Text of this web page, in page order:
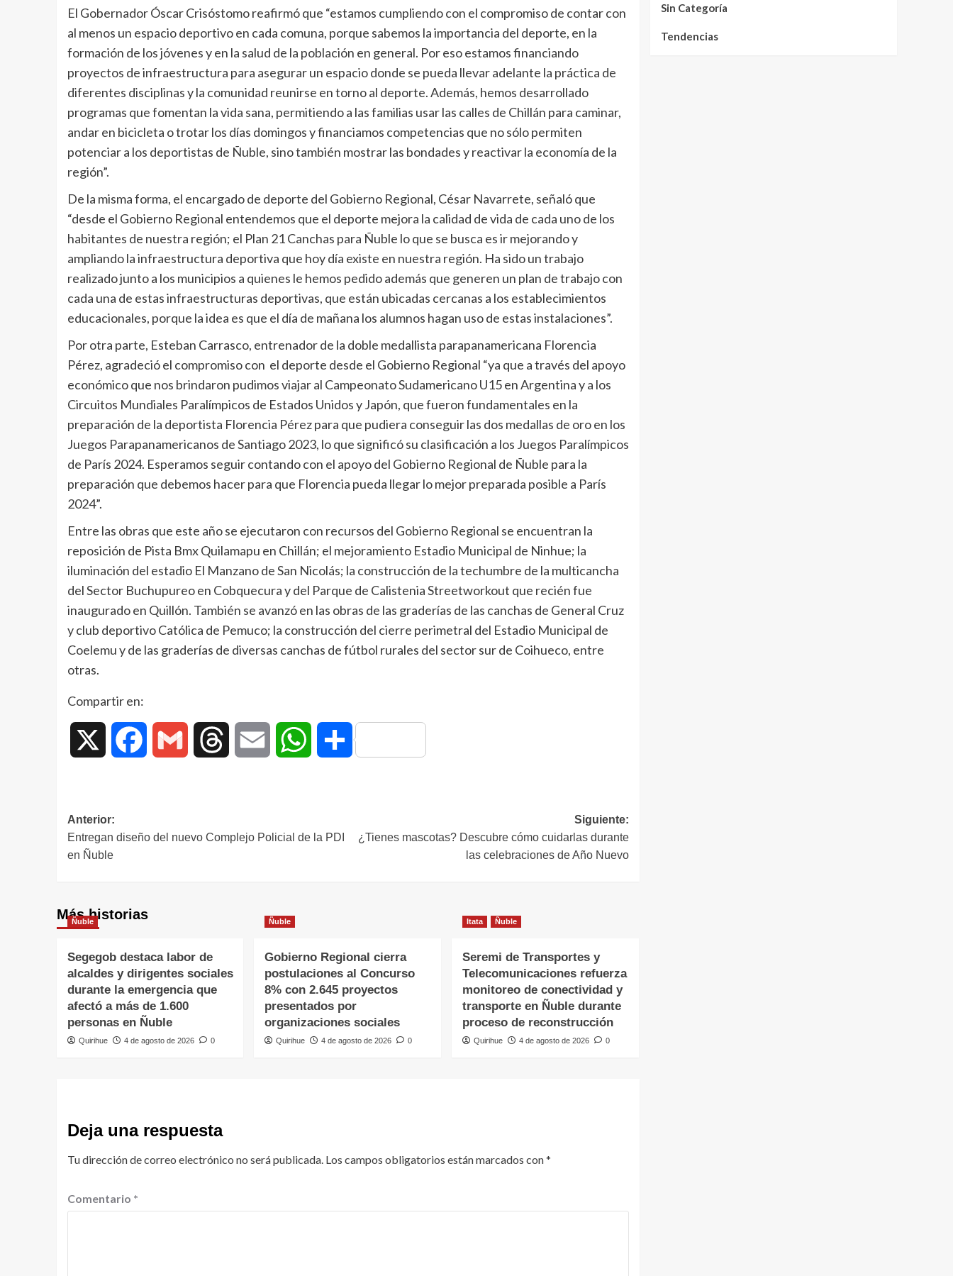
El Gobernador Óscar Crisóstomo reafirmó que “estamos cumpliendo con el compromiso de contar con
al menos un espacio deportivo en cada comuna, porque sabemos la importancia del deporte, en la
formación de los jóvenes y en la salud de la población en general. Por eso estamos financiando
proyectos de infraestructura para asegurar un espacio donde se pueda llevar adelante la práctica de
diferentes disciplinas y la comunidad reunirse en torno al deporte. Además, hemos desarrollado
programas que fomentan la vida sana, permitiendo a las familias usar las calles de Chillán para caminar,
andar en bicicleta o trotar los días domingos y financiamos competencias que no sólo permiten
potenciar a los deportistas de Ñuble, sino también mostrar las bondades y reactivar la economía de la
región”.
De la misma forma, el encargado de deporte del Gobierno Regional, César Navarrete, señaló que
“desde el Gobierno Regional entendemos que el deporte mejora la calidad de vida de cada uno de los
habitantes de nuestra región; el Plan 21 Canchas para Ñuble lo que se busca es ir mejorando y
ampliando la infraestructura deportiva que hoy día existe en nuestra región. Ha sido un trabajo
realizado junto a los municipios a quienes le hemos pedido además que generen un plan de trabajo con
cada una de estas infraestructuras deportivas, que están ubicadas cercanas a los establecimientos
educacionales, porque la idea es que el día de mañana los alumnos hagan uso de estas instalaciones”.
Por otra parte, Esteban Carrasco, entrenador de la doble medallista parapanamericana Florencia
Pérez, agradeció el compromiso con el deporte desde el Gobierno Regional “ya que a través del apoyo
económico que nos brindaron pudimos viajar al Campeonato Sudamericano U15 en Argentina y a los
Circuitos Mundiales Paralímpicos de Estados Unidos y Japón, que fueron fundamentales en la
preparación de la deportista Florencia Pérez para que pudiera conseguir las dos medallas de oro en los
Juegos Parapanamericanos de Santiago 2023, lo que significó su clasificación a los Juegos Paralímpicos
de París 2024. Esperamos seguir contando con el apoyo del Gobierno Regional de Ñuble para la
preparación que debemos hacer para que Florencia pueda llegar lo mejor preparada posible a París
2024”.
Entre las obras que este año se ejecutaron con recursos del Gobierno Regional se encuentran la
reposición de Pista Bmx Quilamapu en Chillán; el mejoramiento Estadio Municipal de Ninhue; la
iluminación del estadio El Manzano de San Nicolás; la construcción de la techumbre de la multicancha
del Sector Buchupureo en Cobquecura y del Parque de Calistenia Streetworkout que recién fue
inaugurado en Quillón. También se avanzó en las obras de las graderías de las canchas de General Cruz
y club deportivo Católica de Pemuco; la construcción del cierre perimetral del Estadio Municipal de
Coelemu y de las graderías de diversas canchas de fútbol rurales del sector sur de Coihueco, entre
otras.
Compartir en:
Facebook Gmail Threads Email WhatsAppCompartir
Anterior:
Entregan diseño del nuevo Complejo Policial de la PDI
en Ñuble
Siguiente:
¿Tienes mascotas? Descubre cómo cuidarlas durante
las celebraciones de Año Nuevo
Más historias
Ñuble
Segegob destaca labor de
alcaldes y dirigentes sociales
durante la emergencia que
afectó a más de 1.600
personas en Ñuble
Quirihue 4 de agosto de 2026 0
Ñuble
Gobierno Regional cierra
postulaciones al Concurso
8% con 2.645 proyectos
presentados por
organizaciones sociales
Quirihue 4 de agosto de 2026 0
Itata Ñuble
Seremi de Transportes y
Telecomunicaciones refuerza
monitoreo de conectividad y
transporte en Ñuble durante
proceso de reconstrucción
Quirihue 4 de agosto de 2026 0
Deja una respuesta
Tu dirección de correo electrónico no será publicada. Los campos obligatorios están marcados con*
Comentario *
Sin Categoría
Tendencias